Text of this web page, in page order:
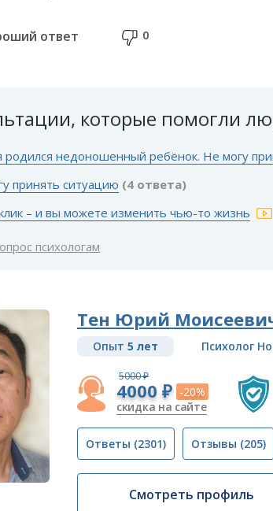
ответ 0
которые помогли
родился недоношенный ребёнок. Не могу
принять ситуацию (4 ответа)
– и вы можете изменить чью-то жизнь
психологам
Тен Юрий
Опыт 5 лет Психолог
5000 ₽
4000 ₽ -20%
скидка на сайте
Ответы (2301) Отзывы (205)
Смотреть профиль